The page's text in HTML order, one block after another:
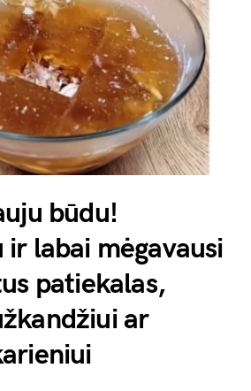
būdu!
ir labai mėgavausi
patiekalas,
ar